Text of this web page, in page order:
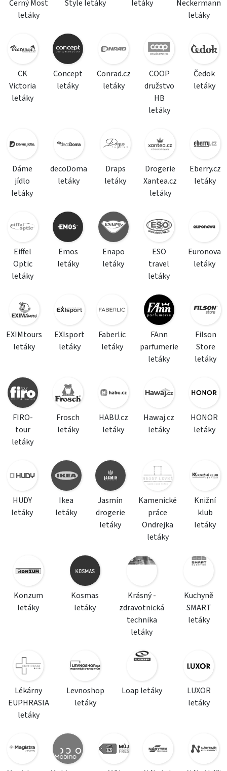
Černý Most
letáky
Style letáky letáky
Neckermann
letáky
CK
Victoria
letáky
Concept
letáky
Conrad.cz
letáky
COOP
družstvo
HB
letáky
Čedok
letáky
Dáme
jídlo
letáky
decoDoma
letáky
Draps
letáky
Drogerie
Xantea.cz
letáky
Eberry.cz
letáky
Eiffel
Optic
letáky
Emos
letáky
Enapo
letáky
ESO
travel
letáky
Euronova
letáky
EXIMtours
letáky
EXIsport
letáky
Faberlic
letáky
FAnn
parfumerie
letáky
Filson
Store
letáky
FIRO-
tour
letáky
Frosch
letáky
HABU.cz
letáky
Hawaj.cz
letáky
HONOR
letáky
HUDY
letáky
Ikea
letáky
Jasmín
drogerie
letáky
Kamenické
práce
Ondrejka
letáky
Knižní
klub
letáky
Konzum
letáky
Kosmas
letáky
Krásný -
zdravotnická
technika
letáky
Kuchyně
SMART
letáky
Lékárny
EUPHRASIA
letáky
Levnoshop
letáky
Loap letáky
LUXOR
letáky